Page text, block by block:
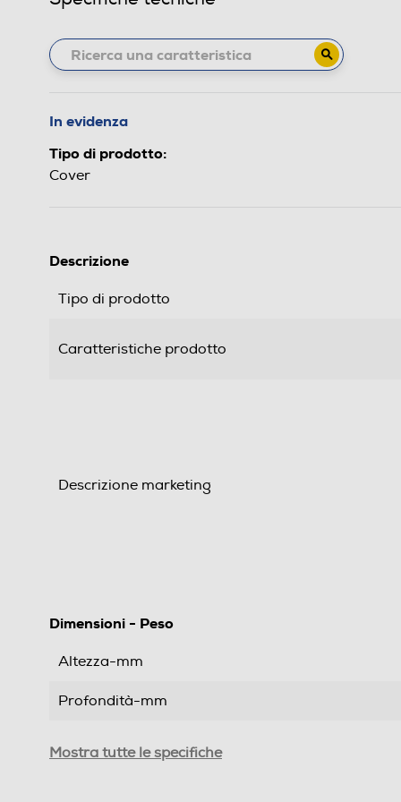
In evidenza
Tipo di prodotto:
Cover
Descrizione
Tipo di prodotto
Caratteristiche prodotto
Descrizione marketing
Dimensioni - Peso
Altezza-mm
Profondità-mm
Mostra tutte le specifiche